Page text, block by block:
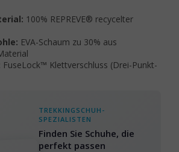
100% REPREVE® recycelter
EVA-Schaum zu 30% aus
FuseLock™ Klettverschluss (Drei-Punkt-
TREKKINGSCHUH-
SPEZIALISTEN
Finden Sie Schuhe, die
perfekt passen